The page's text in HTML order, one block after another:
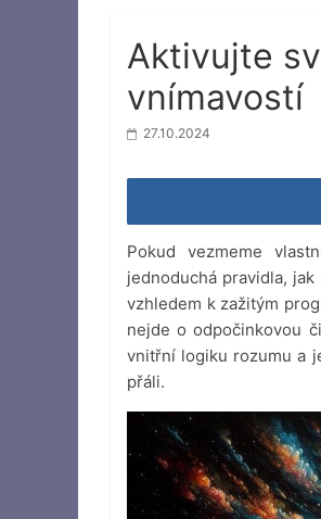
Aktivujte
vnímavostí
27.10.2024
Pokud vezmeme
jednoduchá pravidla,
vzhledem k zažitým
nejde o odpočinkovou
vnitřní logiku rozumu a
přáli.